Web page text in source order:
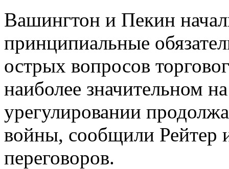
Вашингтон и Пекин
принципиальные
острых вопросов
наиболее значительном
урегулировании
войны, сообщили Рейтер
переговоров.